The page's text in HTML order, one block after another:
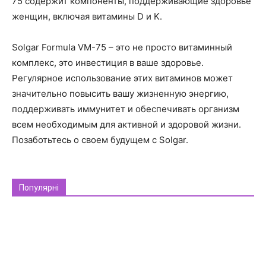
женщин, включая витамины D и K.
Solgar Formula VM-75 – это не просто витаминный
комплекс, это инвестиция в ваше здоровье.
Регулярное использование этих витаминов может
значительно повысить вашу жизненную энергию,
поддерживать иммунитет и обеспечивать организм
всем необходимым для активной и здоровой жизни.
Позаботьтесь о своем будущем с Solgar.
Популярні